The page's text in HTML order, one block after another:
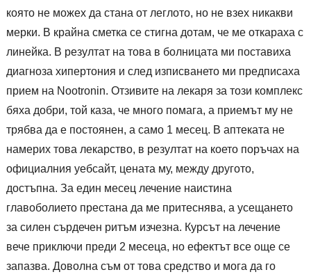
която не можех да стана от леглото, но не взех никакви
мерки. В крайна сметка се стигна дотам, че ме откараха с
линейка. В резултат на това в болницата ми поставиха
диагноза хипертония и след изписването ми предписаха
прием на Nootronin. Отзивите на лекаря за този комплекс
бяха добри, той каза, че много помага, а приемът му не
трябва да е постоянен, а само 1 месец. В аптеката не
намерих това лекарство, в резултат на което поръчах на
официалния уебсайт, цената му, между другото,
достъпна. За един месец лечение наистина
главоболието престана да ме притеснява, а усещането
за силен сърдечен ритъм изчезна. Курсът на лечение
вече приключи преди 2 месеца, но ефектът все още се
запазва. Доволна съм от това средство и мога да го